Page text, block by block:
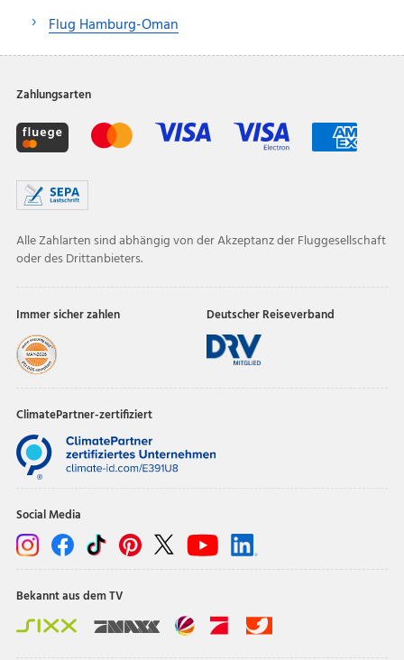
Flug Hamburg-Oman